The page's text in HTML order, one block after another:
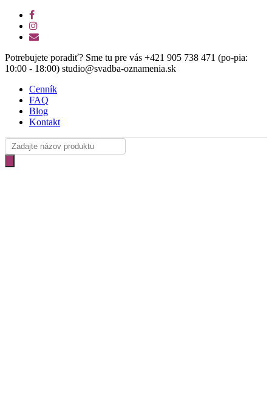
Skip
main
facebook
instagram
email
Potrebujete poradiť? Sme tu pre vás +421 905 738 471 (po-pia:
10:00 - 18:00) studio@svadba-oznamenia.sk
Cenník
FAQ
Blog
Kontakt
Products
search